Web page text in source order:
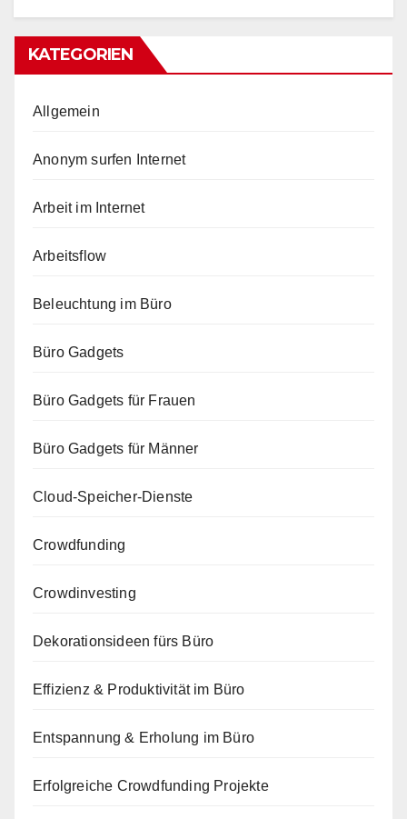
KATEGORIEN
Allgemein
Anonym surfen Internet
Arbeit im Internet
Arbeitsflow
Beleuchtung im Büro
Büro Gadgets
Büro Gadgets für Frauen
Büro Gadgets für Männer
Cloud-Speicher-Dienste
Crowdfunding
Crowdinvesting
Dekorationsideen fürs Büro
Effizienz & Produktivität im Büro
Entspannung & Erholung im Büro
Erfolgreiche Crowdfunding Projekte